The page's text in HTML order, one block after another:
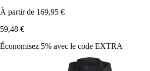
À partir de 169,95 €
59,48 €
Économisez 5% avec le code EXTRA